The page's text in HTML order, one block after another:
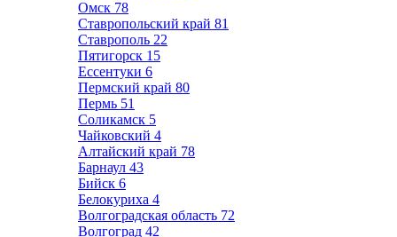
Омск 78
Ставропольский край 81
Ставрополь 22
Пятигорск 15
Ессентуки 6
Пермский край 80
Пермь 51
Соликамск 5
Чайковский 4
Алтайский край 78
Барнаул 43
Бийск 6
Белокуриха 4
Волгоградская область 72
Волгоград 42